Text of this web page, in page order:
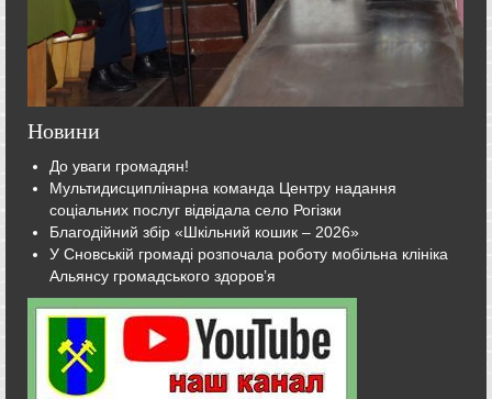
Новини
До уваги громадян!
Мультидисциплінарна команда Центру надання
соціальних послуг відвідала село Рогізки
Благодійний збір «Шкільний кошик – 2026»
У Сновській громаді розпочала роботу мобільна клініка
Альянсу громадського здоров’я